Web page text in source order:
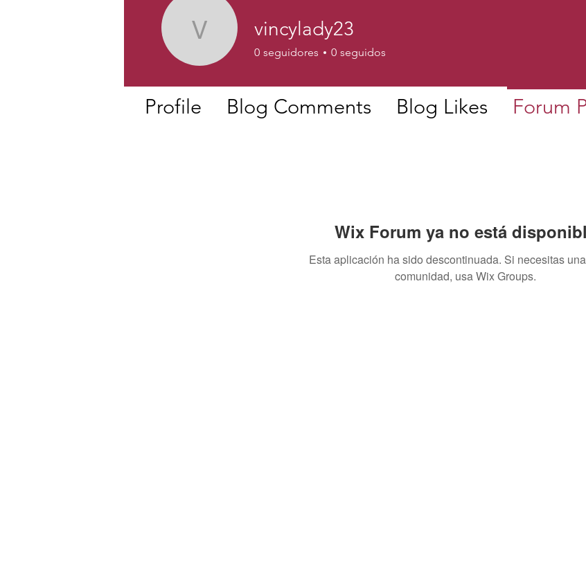
Wix Forum ya no está
Esta aplicación ha sido descontinuada. Si necesitas
comunidad, usa Wix Groups.
vincylady23
vincylady23
0 seguidores 0 seguidos
Profile Blog Comments Blog Likes Forum